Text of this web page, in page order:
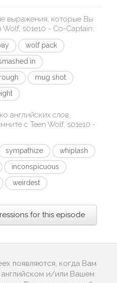
выражения, которые Вы
Wolf, s01e10 - Co-Captain:
wolf pack
in
mug shot
английских слов,
с Teen Wolf, s01e10 -
sympathize
whiplash
inconspicuous
weirdest
for this episode
появляются, когда Вам
и/или Вашем